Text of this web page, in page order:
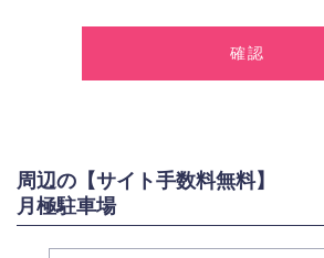
2.個人情報の利用
お問い合わせに対する回答、資料等の送付
採用に関する回答、情報の提供
周辺の【サイト手数料無料】
月極駐車場